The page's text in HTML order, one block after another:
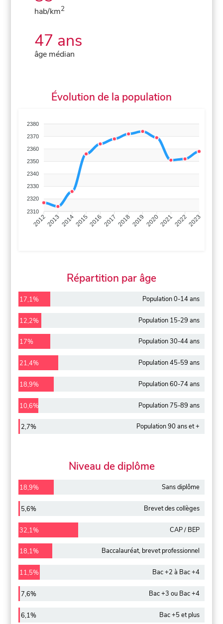
hab/km2
47 ans
âge médian
Évolution de la population
2380
2370
2360
2350
2340
2330
2320
2310
201220132014201520162017 20182019 2020202120222023
Répartition par âge
17,1% Population 0-14 ans
12,2% Population 15-29 ans
17% Population 30-44 ans
21,4% Population 45-59 ans
18,9% Population 60-74 ans
10,6% Population 75-89 ans
2,7% Population 90 ans et +
Niveau de diplôme
18,9% Sans diplôme
5,6% Brevet des collèges
32,1% CAP / BEP
18,1% Baccalauréat, brevet professionnel
11,5% Bac +2 à Bac +4
7,6% Bac +3 ou Bac +4
6,1% Bac +5 et plus